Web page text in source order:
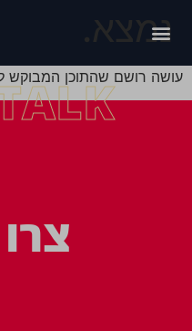
נמצא.
עושה רושם שהתוכן המבוקש